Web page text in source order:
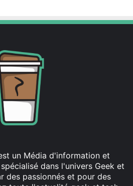
un Média d'information et
dans l'univers Geek et
des passionnés et pour des